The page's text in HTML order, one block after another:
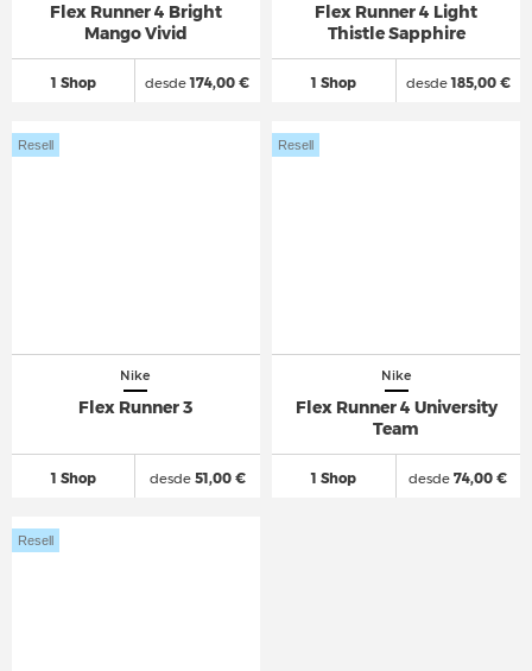
Flex Runner 4 Bright
Mango Vivid
1 Shop desde174,00 €
Flex Runner 4 Light
Thistle Sapphire
1 Shop desde185,00 €
Nike
Flex Runner 3
1 Shop
Resell
desde51,00 €
Nike
Flex Runner 4 University
Team
1 Shop
Resell
desde 74,00 €
Resell